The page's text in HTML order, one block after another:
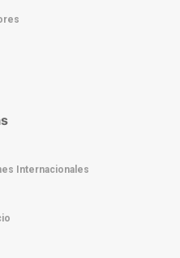
Internacionales